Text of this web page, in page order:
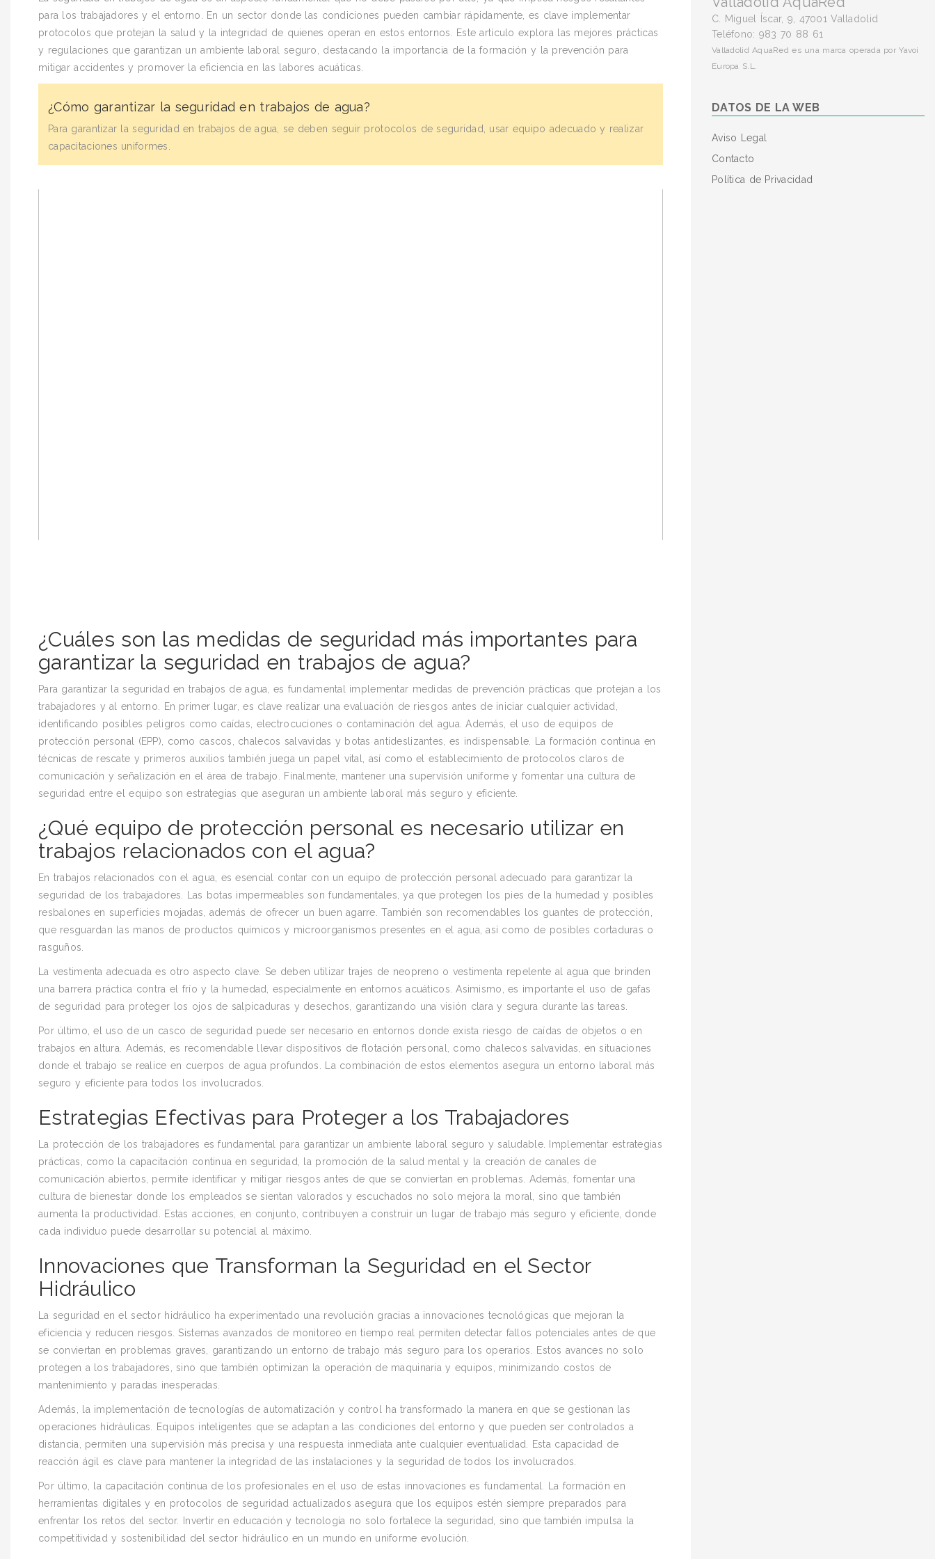
para los trabajadores y el entorno. En un sector donde las condiciones pueden cambiar rápidamente, es clave implementar
protocolos que protejan la salud y la integridad de quienes operan en estos entornos. Este artículo explora las mejores prácticas
y regulaciones que garantizan un ambiente laboral seguro, destacando la importancia de la formación y la prevención para
mitigar accidentes y promover la eficiencia en las labores acuáticas.
¿Cómo garantizar la seguridad en trabajos de agua?
Para garantizar la seguridad en trabajos de agua, se deben seguir protocolos de seguridad, usar equipo adecuado y realizar
capacitaciones uniformes.
¿Cuáles son las medidas de seguridad más importantes para
garantizar la seguridad en trabajos de agua?
Para garantizar la seguridad en trabajos de agua, es fundamental implementar medidas de prevención prácticas que protejan a los
trabajadores y al entorno. En primer lugar, es clave realizar una evaluación de riesgos antes de iniciar cualquier actividad,
identificando posibles peligros como caídas, electrocuciones o contaminación del agua. Además, el uso de equipos de
protección personal (EPP), como cascos, chalecos salvavidas y botas antideslizantes, es indispensable. La formación continua en
técnicas de rescate y primeros auxilios también juega un papel vital, así como el establecimiento de protocolos claros de
comunicación y señalización en el área de trabajo. Finalmente, mantener una supervisión uniforme y fomentar una cultura de
seguridad entre el equipo son estrategias que aseguran un ambiente laboral más seguro y eficiente.
¿Qué equipo de protección personal es necesario utilizar en
trabajos relacionados con el agua?
En trabajos relacionados con el agua, es esencial contar con un equipo de protección personal adecuado para garantizar la
seguridad de los trabajadores. Las botas impermeables son fundamentales, ya que protegen los pies de la humedad y posibles
resbalones en superficies mojadas, además de ofrecer un buen agarre. También son recomendables los guantes de protección,
que resguardan las manos de productos químicos y microorganismos presentes en el agua, así como de posibles cortaduras o
rasguños.
La vestimenta adecuada es otro aspecto clave. Se deben utilizar trajes de neopreno o vestimenta repelente al agua que brinden
una barrera práctica contra el frío y la humedad, especialmente en entornos acuáticos. Asimismo, es importante el uso de gafas
de seguridad para proteger los ojos de salpicaduras y desechos, garantizando una visión clara y segura durante las tareas.
Por último, el uso de un casco de seguridad puede ser necesario en entornos donde exista riesgo de caídas de objetos o en
trabajos en altura. Además, es recomendable llevar dispositivos de flotación personal, como chalecos salvavidas, en situaciones
donde el trabajo se realice en cuerpos de agua profundos. La combinación de estos elementos asegura un entorno laboral más
seguro y eficiente para todos los involucrados.
Estrategias Efectivas para Proteger a los Trabajadores
La protección de los trabajadores es fundamental para garantizar un ambiente laboral seguro y saludable. Implementar estrategias
prácticas, como la capacitación continua en seguridad, la promoción de la salud mental y la creación de canales de
comunicación abiertos, permite identificar y mitigar riesgos antes de que se conviertan en problemas. Además, fomentar una
cultura de bienestar donde los empleados se sientan valorados y escuchados no solo mejora la moral, sino que también
aumenta la productividad. Estas acciones, en conjunto, contribuyen a construir un lugar de trabajo más seguro y eficiente, donde
cada individuo puede desarrollar su potencial al máximo.
Innovaciones que Transforman la Seguridad en el Sector
Hidráulico
La seguridad en el sector hidráulico ha experimentado una revolución gracias a innovaciones tecnológicas que mejoran la
eficiencia y reducen riesgos. Sistemas avanzados de monitoreo en tiempo real permiten detectar fallos potenciales antes de que
se conviertan en problemas graves, garantizando un entorno de trabajo más seguro para los operarios. Estos avances no solo
protegen a los trabajadores, sino que también optimizan la operación de maquinaria y equipos, minimizando costos de
mantenimiento y paradas inesperadas.
Además, la implementación de tecnologías de automatización y control ha transformado la manera en que se gestionan las
operaciones hidráulicas. Equipos inteligentes que se adaptan a las condiciones del entorno y que pueden ser controlados a
distancia, permiten una supervisión más precisa y una respuesta inmediata ante cualquier eventualidad. Esta capacidad de
reacción ágil es clave para mantener la integridad de las instalaciones y la seguridad de todos los involucrados.
Por último, la capacitación continua de los profesionales en el uso de estas innovaciones es fundamental. La formación en
herramientas digitales y en protocolos de seguridad actualizados asegura que los equipos estén siempre preparados para
enfrentar los retos del sector. Invertir en educación y tecnología no solo fortalece la seguridad, sino que también impulsa la
competitividad y sostenibilidad del sector hidráulico en un mundo en uniforme evolución.
C. Miguel Íscar, 9, 47001 Valladolid
Teléfono: 983 70 88 61
Valladolid AquaRed es una marca operada por Yavoi
Europa S.L.
DATOS DE LA WEB
Aviso Legal
Contacto
Política de Privacidad